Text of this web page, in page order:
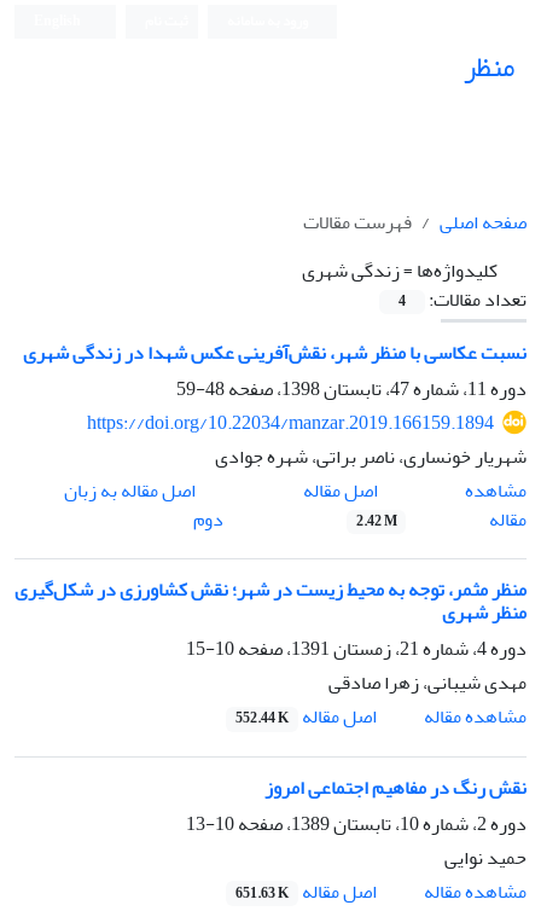
منظر
صفحه اصلی
فهرست مقالات
کلیدواژه‌ها =زندگی شهری
تعداد مقالات:
4
نسبت عکاسی با منظر شهر، نقش‌آفرینی عکس شهدا در زندگی شهری
دوره 11، شماره 47، تابستان 1398، صفحه
48-59
https://doi.org/10.22034/manzar.2019.166159.1894
شهریار خونساری، ناصر براتی، شهره جوادی
مشاهده
مقاله
اصل مقاله
2.42 M
اصل مقاله به زبان
دوم
منظر مثمر، توجه به محیط زیست در شهر؛ نقش کشاورزی در شکل‌گیری
منظر شهری
دوره 4، شماره 21، زمستان 1391، صفحه
10-15
مهدی شیبانی، زهرا صادقی
مشاهده مقاله
اصل مقاله 552.44 K
نقش رنگ در مفاهیم اجتماعی امروز
دوره 2، شماره 10، تابستان 1389، صفحه
10-13
حمید نوایی
مشاهده مقاله
اصل مقاله 651.63 K